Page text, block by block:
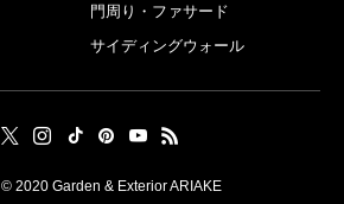
門周り・ファサード
サイディングウォール
2020 Garden & Exterior ARIAKE